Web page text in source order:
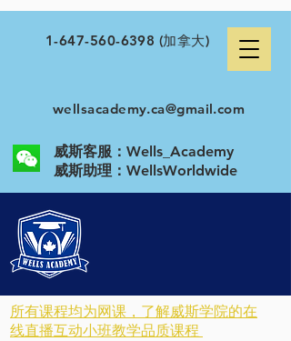
1-647-560-6398 (加拿大)
wellsacademy.ca@gmail.com
威斯客服：Wells_Academy
​威斯助理：WellsWorldwide
所有课程均为网课，了解威斯学院的在
线直播互动小班教学品质课程